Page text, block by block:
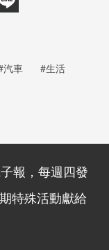
汽車 #生活
報，每週四發
特殊活動獻給